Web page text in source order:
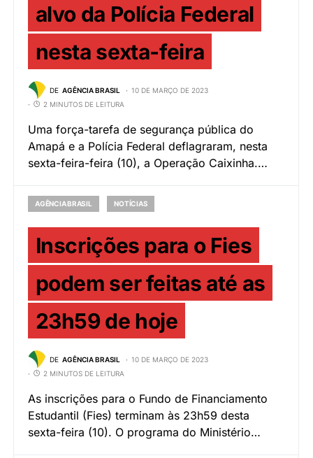
alvo da Polícia Federal
nesta sexta-feira
DE AGÊNCIA BRASIL
10 DE MARÇO DE 2023
2 MINUTOS DE LEITURA
Uma força-tarefa de segurança pública do
Amapá e a Polícia Federal deflagraram, nesta
sexta-feira-feira (10), a Operação Caixinha.…
AGÊNCIA BRASIL NOTÍCIAS
Inscrições para o Fies
podem ser feitas até as
23h59 de hoje
DE AGÊNCIA BRASIL
10 DE MARÇO DE 2023
2 MINUTOS DE LEITURA
As inscrições para o Fundo de Financiamento
Estudantil (Fies) terminam às 23h59 desta
sexta-feira (10). O programa do Ministério…